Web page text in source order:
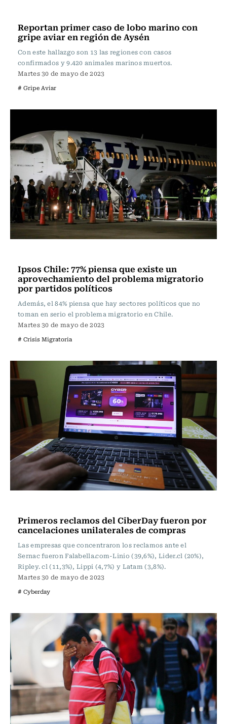
Reportan primer caso de lobo marino con
gripe aviar en región de Aysén
Con este hallazgo son 13 las regiones con casos
confirmados y 9.420 animales marinos muertos.
Martes 30 de mayo de 2023
# Gripe Aviar
Ipsos Chile: 77% piensa que existe un
aprovechamiento del problema migratorio
por partidos políticos
Además, el 84% piensa que hay sectores políticos que no
toman en serio el problema migratorio en Chile.
Martes 30 de mayo de 2023
# Crisis Migratoria
Primeros reclamos del CiberDay fueron por
cancelaciones unilaterales de compras
Las empresas que concentraron los reclamos ante el
Sernac fueron Falabella.com-Linio (39,6%), Lider.cl (20%),
Ripley. cl (11,3%), Lippi (4,7%) y Latam (3,8%).
Martes 30 de mayo de 2023
# Cyberday